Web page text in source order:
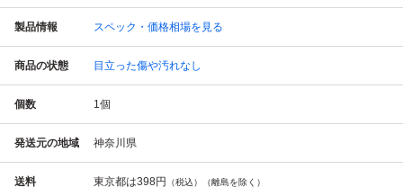
製品情報 スペック・価格相場を見る
商品の状態 目立った傷や汚れなし
個数 1個
発送元の地域 神奈川県
送料 東京都は398円 （税込）（離島を除く）